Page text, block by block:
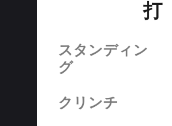
打
スタンディン
グ
クリンチ